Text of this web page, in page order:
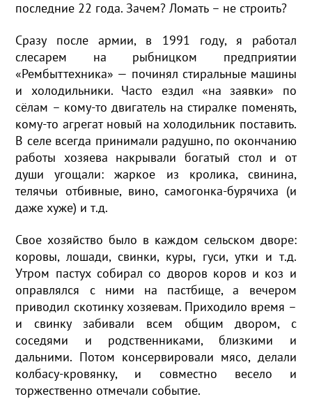
последние 22 года. Зачем? Ломать – не строить?
Сразу после армии, в 1991 году, я работал
слесарем на рыбницком предприятии
«Рембыттехника» — починял стиральные машины
и холодильники. Часто ездил «на заявки» по
сёлам – кому-то двигатель на стиралке поменять,
кому-то агрегат новый на холодильник поставить.
В селе всегда принимали радушно, по окончанию
работы хозяева накрывали богатый стол и от
души угощали: жаркое из кролика, свинина,
телячьи отбивные, вино, самогонка-бурячиха (и
даже хуже) и т.д.
Свое хозяйство было в каждом сельском дворе:
коровы, лошади, свинки, куры, гуси, утки и т.д.
Утром пастух собирал со дворов коров и коз и
оправлялся с ними на пастбище, а вечером
приводил скотинку хозяевам. Приходило время –
и свинку забивали всем общим двором, с
соседями и родственниками, близкими и
дальними. Потом консервировали мясо, делали
колбасу-кровянку, и совместно весело и
торжественно отмечали событие.